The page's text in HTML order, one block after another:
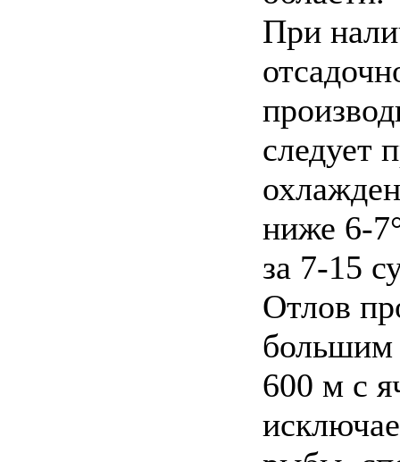
При
следует
ниже 6-
за 7-15
Отлов
большим
600 м с